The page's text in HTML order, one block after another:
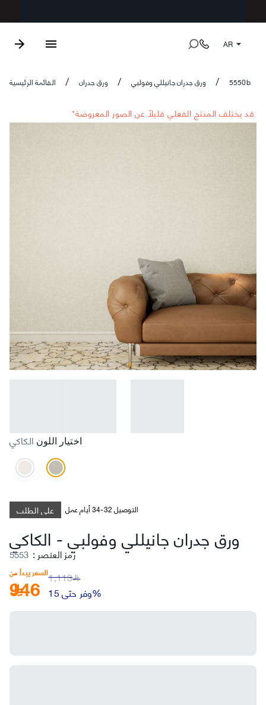
AR
القائمة الرئيسية / ورق جدران / ورق جدران جانيللي وفولبي / 5550b
*قد يختلف المنتج الفعلي قليلاً عن الصور المعروضة
اختيار اللون الكاكي
على الطلب التوصيل 32-34 أيام عمل
ورق جدران جانيللي وفولبي- الكاكي
رمز العنصر :
5553
السعر يبدأ من
946 ﷼1,113
وفر حتى 15%